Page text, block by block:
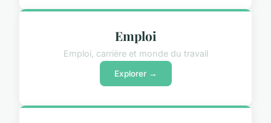
Emploi
Emploi, carrière et monde du travail
Explorer →